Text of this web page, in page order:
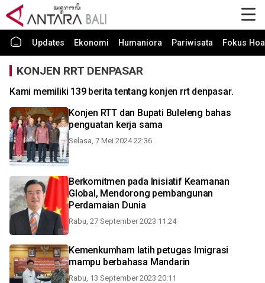
Updates Ekonomi Humaniora Pariwisata Fokus
KONJEN RRT DENPASAR
Kami memiliki 139 berita tentang konjen rrt denpasar.
Konjen RTT dan Bupati Buleleng bahas
penguatan kerja sama
Selasa, 7 Mei 2024 22:36
Berkomitmen pada Inisiatif Keamanan
Global, Mendorong pembangunan
Perdamaian Dunia
Rabu, 27 September 2023 11:24
Kemenkumham latih petugas Imigrasi
mampu berbahasa Mandarin
Rabu, 13 September 2023 20:11